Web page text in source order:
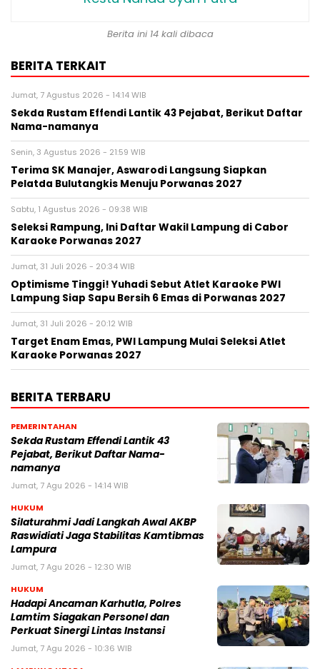
Berita ini 14 kali dibaca
BERITA TERKAIT
Jumat, 7 Agustus 2026 - 14:14 WIB
Sekda Rustam Effendi Lantik 43 Pejabat, Berikut Daftar
Nama-namanya
Senin, 3 Agustus 2026 - 21:59 WIB
Terima SK Manajer, Aswarodi Langsung Siapkan
Pelatda Bulutangkis Menuju Porwanas 2027
Sabtu, 1 Agustus 2026 - 09:38 WIB
Seleksi Rampung, Ini Daftar Wakil Lampung di Cabor
Karaoke Porwanas 2027
Jumat, 31 Juli 2026 - 20:34 WIB
Optimisme Tinggi! Yuhadi Sebut Atlet Karaoke PWI
Lampung Siap Sapu Bersih 6 Emas di Porwanas 2027
Jumat, 31 Juli 2026 - 20:12 WIB
Target Enam Emas, PWI Lampung Mulai Seleksi Atlet
Karaoke Porwanas 2027
BERITA TERBARU
PEMERINTAHAN
Sekda Rustam Effendi Lantik 43
Pejabat, Berikut Daftar Nama-
namanya
Jumat, 7 Agu 2026 - 14:14 WIB
HUKUM
Silaturahmi Jadi Langkah Awal AKBP
Raswidiati Jaga Stabilitas Kamtibmas
Lampura
Jumat, 7 Agu 2026 - 12:30 WIB
HUKUM
Hadapi Ancaman Karhutla, Polres
Lamtim Siagakan Personel dan
Perkuat Sinergi Lintas Instansi
Jumat, 7 Agu 2026 - 10:36 WIB